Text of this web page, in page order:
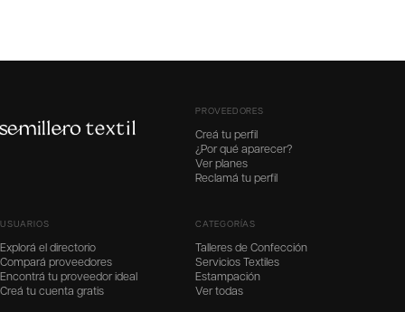
PROVEEDORES
Creá tu perfil
¿Por qué aparecer?
Ver planes
Reclamá tu perfil
USUARIOS
Explorá el directorio
Compará proveedores
Encontrá tu proveedor ideal
Creá tu cuenta gratis
CATEGORÍAS
Talleres de Confección
Servicios Textiles
Estampación
Ver todas